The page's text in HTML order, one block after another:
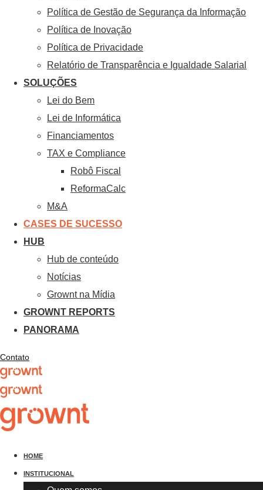
Política de Gestão de Segurança da Informação
Política de Inovação
Política de Privacidade
Relatório de Transparência e Igualdade Salarial
SOLUÇÕES
Lei do Bem
Lei de Informática
Financiamentos
TAX e Compliance
Robô Fiscal
ReformaCalc
M&A
CASES DE SUCESSO
HUB
Hub de conteúdo
Notícias
Grownt na Mídia
GROWNT REPORTS
PANORAMA
Contato
HOME
INSTITUCIONAL